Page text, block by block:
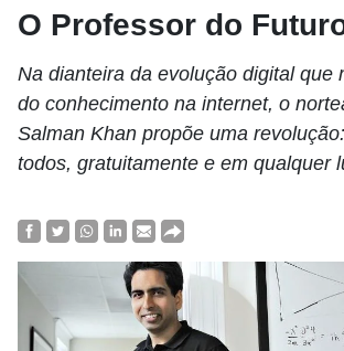
O Professor do
Na dianteira da evolução digital que
do conhecimento na internet, o
Salman Khan propõe uma
todos, gratuitamente e em qualquer